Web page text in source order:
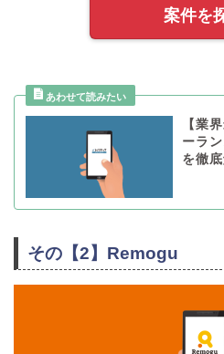
案件を
【業
ーラ
を徹底
その【2】Remogu